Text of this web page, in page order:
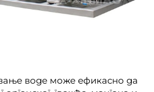
воде може ефикасно да